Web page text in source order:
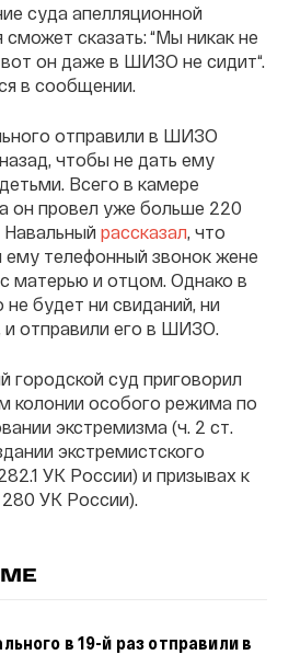
суда апелляционной
сказать: “Мы никак не
он даже в ШИЗО не сидит“.
в сообщении.
отправили в ШИЗО
чтобы не дать ему
Всего в камере
он провел уже больше 220
Навальный рассказал, что
телефонный звонок жене
матерью и отцом. Однако в
будет ни свиданий, ни
и отправили его в ШИЗО.
городской суд приговорил
колонии особого режима по
экстремизма (ч. 2 ст.
экстремистского
УК России) и призывах к
УК России).
в 19-й раз отправили в